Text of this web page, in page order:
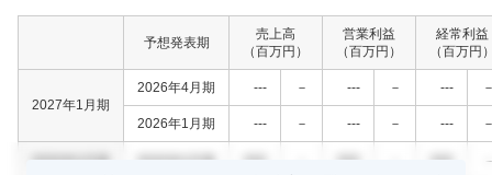
予想発表期
売上高
（百万円）
営業利益
（百万円）
経常利益
（百万円
2027年1月期
2026年4月期 --- － --- － ---
2026年1月期 --- － --- － ---
0000年0月期 0000年0月期 000 000 000